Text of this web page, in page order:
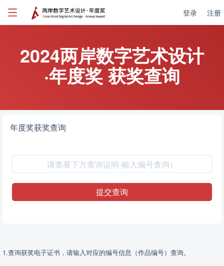
登录 注册
2024两岸数字艺术设计
·年度奖 获奖查询
年度奖获奖查询
提交查询
1.查询获奖电子证书，请输入对应的编号信息（作品编号）查询。